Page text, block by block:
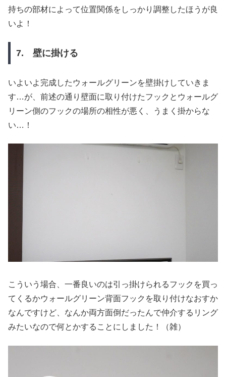
持ちの部材によって位置関係をしっかり調整したほうが良
いよ！
7. 壁に掛ける
いよいよ完成したウォールグリーンを壁掛けしていきま
す…が、前述の通り壁面に取り付けたフックとウォールグ
リーン側のフックの場所の相性が悪く、うまく掛からな
い…！
こういう場合、一番良いのは引っ掛けられるフックを買っ
てくるかウォールグリーン背面フックを取り付けなおすか
なんですけど、なんか両方面倒だったんで仲介するリング
みたいなので何とかすることにしました！（雑）